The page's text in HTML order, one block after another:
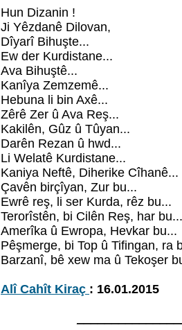
Hun Dizanin !
Ji Yêzdanê Dilovan,
Dîyarî Bihuşte...
Ew der Kurdistane...
Ava Bihuştê...
Kanîya Zemzemê...
Hebuna li bin Axê...
Zêrê Zer û Ava Reş...
Kakilên, Gûz û Tûyan...
Darên Rezan û hwd...
Li Welatê Kurdistane...
Kaniya Neftê, Diherike Cîhanê...
Çavên birçîyan, Zur bu...
Ewrê reş, li ser Kurda, rêz bu...
Terorîstên, bi Cilên Reş, har bu...
Amerîka û Ewropa, Hevkar bu...
Pêşmerge, bi Top û Tifingan, ra
Barzanî, bê xew ma û Tekoşer
Alî Cahît Kiraç : 16.01.2015